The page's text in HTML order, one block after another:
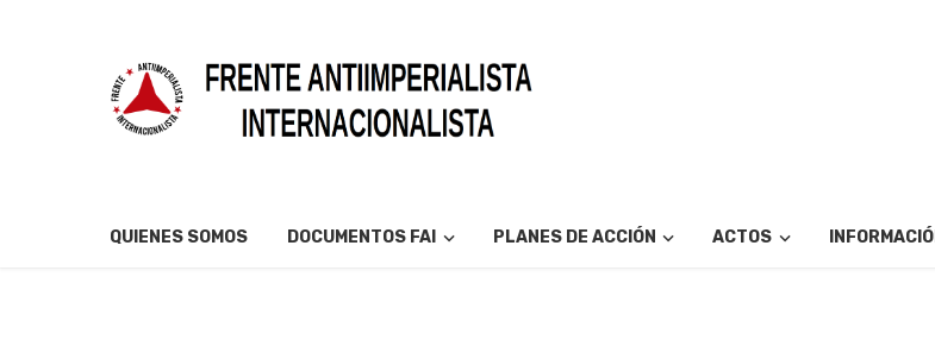
QUIENES SOMOS DOCUMENTOS FAI PLANES DE ACCIÓN ACTOS